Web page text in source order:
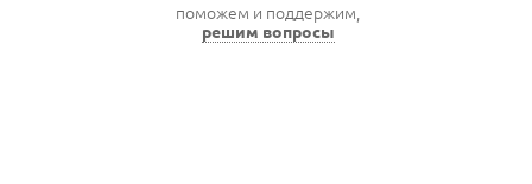
поможем и поддержим,
решим вопросы